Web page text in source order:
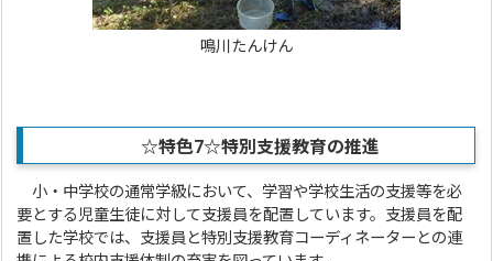
鳴川たんけん
☆特色7☆特別支援教育の推進
小・中学校の通常学級において、学習や学校生活の支援等を必
要とする児童生徒に対して支援員を配置しています。支援員を配
置した学校では、支援員と特別支援教育コーディネーターとの連